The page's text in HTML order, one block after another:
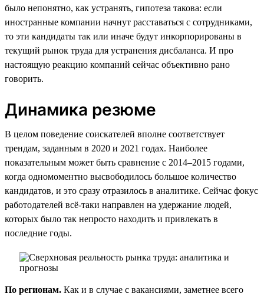
было непонятно, как устранять, гипотеза такова: если
иностранные компании начнут расставаться с сотрудниками,
то эти кандидаты так или иначе будут инкорпорированы в
текущий рынок труда для устранения дисбаланса. И про
настоящую реакцию компаний сейчас объективно рано
говорить.
Динамика резюме
В целом поведение соискателей вполне соответствует
трендам, заданным в 2020 и 2021 годах. Наиболее
показательным может быть сравнение с 2014–2015 годами,
когда одномоментно высвободилось большое количество
кандидатов, и это сразу отразилось в аналитике. Сейчас фокус
работодателей всё-таки направлен на удержание людей,
которых было так непросто находить и привлекать в
последние годы.
По регионам. Как и в случае с вакансиями, заметнее всего